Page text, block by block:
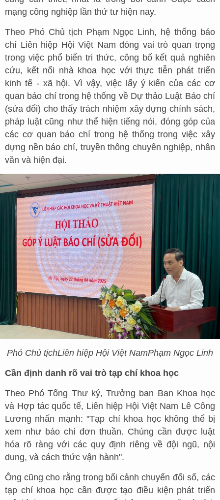
mạng công nghiệp lần thứ tư hiện nay.
Theo Phó Chủ tịch Phạm Ngọc Linh, hệ thống báo
chí Liên hiệp Hội Việt Nam đóng vai trò quan trọng
trong việc phổ biến tri thức, công bố kết quả nghiên
cứu, kết nối nhà khoa học với thực tiễn phát triển
kinh tế - xã hội. Vì vậy, việc lấy ý kiến của các cơ
quan báo chí trong hệ thống về Dự thảo Luật Báo chí
(sửa đổi) cho thấy trách nhiệm xây dựng chính sách,
pháp luật cũng như thể hiện tiếng nói, đóng góp của
các cơ quan báo chí trong hệ thống trong việc xây
dựng nền báo chí, truyền thông chuyên nghiệp, nhân
văn và hiện đại.
Phó Chủ tịchLiên hiệp Hội Việt NamPhạm Ngọc Linh
Cần định danh rõ vai trò tạp chí khoa học
Theo Phó Tổng Thư ký, Trưởng ban Ban Khoa học
và Hợp tác quốc tế, Liên hiệp Hội Việt Nam Lê Công
Lương nhấn mạnh: "Tạp chí khoa học không thể bị
xem như báo chí đơn thuần. Chúng cần được luật
hóa rõ ràng với các quy định riêng về đội ngũ, nội
dung, và cách thức vận hành".
Ông cũng cho rằng trong bối cảnh chuyển đổi số, các
tạp chí khoa học cần được tạo điều kiện phát triển